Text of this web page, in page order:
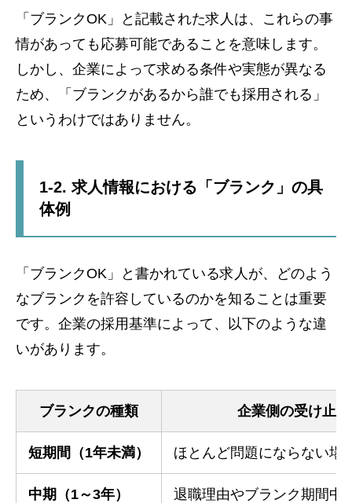
「ブランクOK」と記載された求人は、これらの事
情があっても応募可能であることを意味します。
しかし、企業によって求める条件や実態が異なる
ため、「ブランクがあるから誰でも採用される」
というわけではありません。
1-2. 求人情報における「ブランク」の具
体例
「ブランクOK」と書かれている求人が、どのよう
なブランクを許容しているのかを知ることは重要
です。企業の採用基準によって、以下のような違
いがあります。
ブランクの種類 企業側の受け止
短期間（1年未満） ほとんど問題にならない場
中期（1～3年） 退職理由やブランク期間中